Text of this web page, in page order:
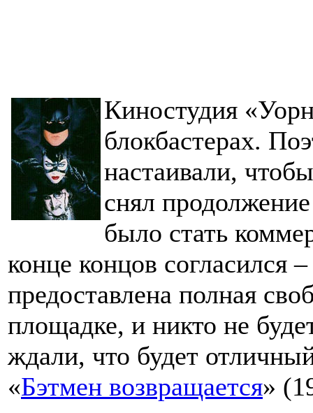
Киностудия
блокбастерах.
настаивали,
снял
было стать
конце концов согласился
предоставлена полная
площадке, и никто не
ждали, что будет
«Бэтмен возвращается»